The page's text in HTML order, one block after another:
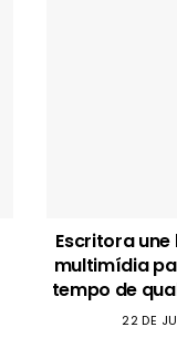
Escritora
multimídia
tempo de
22 DE